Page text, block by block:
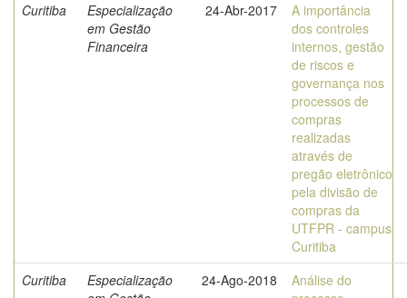
Curitiba
Especialização
em Gestão
Financeira
24-Abr-2017
A importância
dos controles
internos, gestão
de riscos e
governança nos
processos de
compras
realizadas
através de
pregão eletrônico
pela divisão de
compras da
UTFPR - campus
Curitiba
Curitiba
Especialização
24-Ago-2018
Análise do